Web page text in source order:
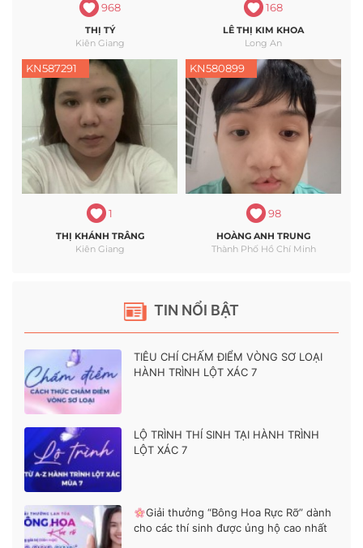
TIN NỔI BẬT
TIÊU CHÍ CHẤM ĐIỂM VÒNG SƠ LOẠI
HÀNH TRÌNH LỘT XÁC 7
LỘ TRÌNH THÍ SINH TẠI HÀNH TRÌNH
LỘT XÁC 7
Giải thưởng “Bông Hoa Rực Rỡ” dành
cho các thí sinh được ủng hộ cao nhất
968
THỊ TÝ
Kiên Giang
168
LÊ THỊ KIM KHOA
Long An
KN587291
1
THỊ KHÁNH TRÂNG
Kiên Giang
KN580899
98
HOÀNG ANH TRUNG
Thành Phố Hồ Chí Minh